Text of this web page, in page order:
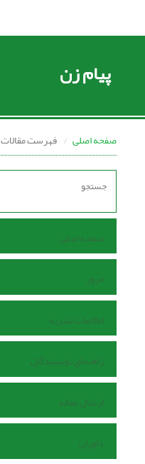
پیام زن
صفحه اصلی فهرست مقالات
صفحه اصلی
مرور
اطلاعات نشریه
راهنمای نویسندگان
ارسال مقاله
داوران